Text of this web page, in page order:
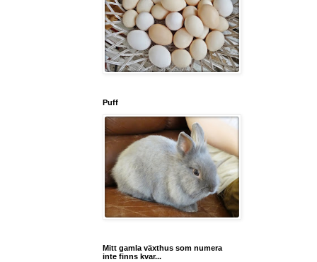
Puff
Mitt gamla växthus som numera
inte finns kvar...